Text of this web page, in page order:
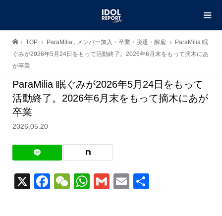
TOP ParaMilia , メンバー加入・卒業・脱退・解雇
ParaMilia 眠
ぐみが2026年5月24日をもって活動終了。2026年6月末をもって摘木にあ
が卒業
ParaMilia 眠ぐみが2026年5月24日をもって
活動終了。2026年6月末をもって摘木にあが
卒業
2026.05.20
X Facebook
WeChat
WhatsApp
GmailEmail